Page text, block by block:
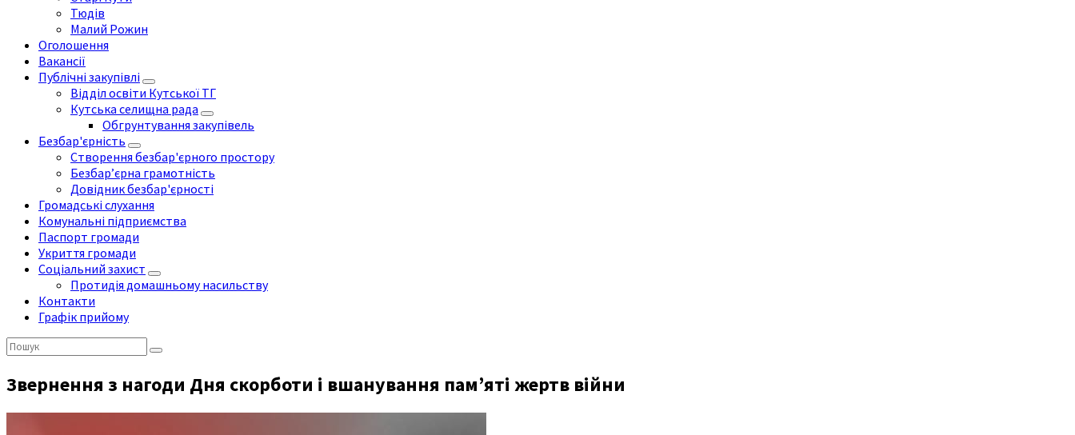
Тюдів
Малий Рожин
Оголошення
Вакансії
Публічні закупівлі
Відділ освіти Кутської ТГ
Кутська селищна рада
Обгрунтування закупівель
Безбар'єрність
Створення безбар'єрного простору
Безбар’єрна грамотність
Довідник безбар'єрності
Громадські слухання
Комунальні підприємства
Паспорт громади
Укриття громади
Соціальний захист
Протидія домашньому насильству
Контакти
Графік прийому
Пошук:
Звернення з нагоди Дня скорботи і вшанування пам’яті жертв війни